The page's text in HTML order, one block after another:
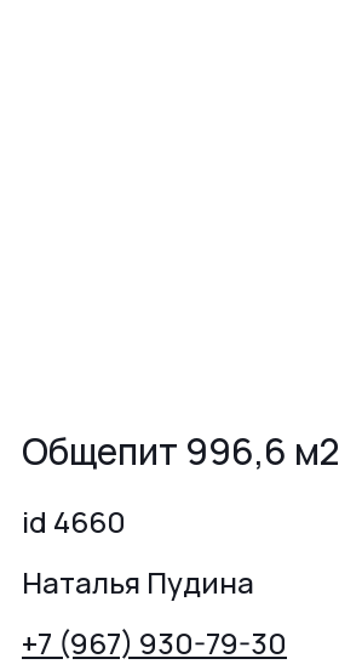
Общепит 996,6 м2
id 4660
Наталья Пудина
+7 (967) 930-79-30